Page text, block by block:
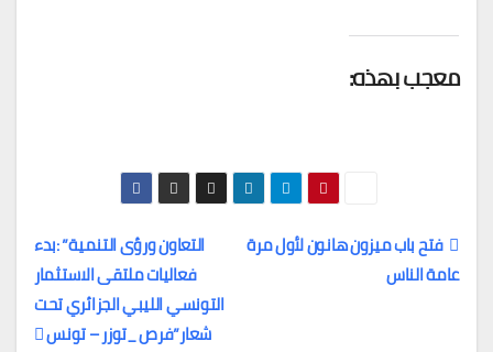
معجب بهذه:
تصفّح
التعاون ورؤى التنمية” :بدء
فعاليات ملتقى الاستثمار
التونسي الليبي الجزائري تحت
شعار”فرص _توزر – تونس
فتح باب ميزون هانون لأول مرة
عامة الناس